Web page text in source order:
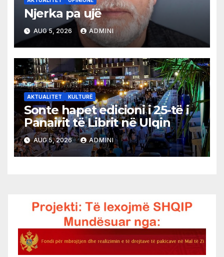
Njerka pa ujë
AUG 5, 2026 ADMINI
AKTUALITET KULTURË
Sonte hapet edicioni i 25-të i
Panairit të Librit në Ulqin
AUG 5, 2026 ADMINI